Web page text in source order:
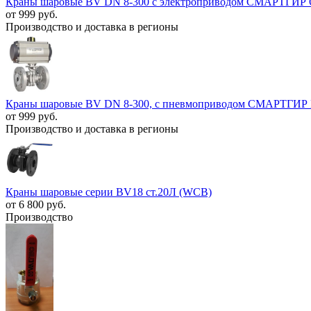
от 999 руб.
Производство и доставка в регионы
Краны шаровые BV DN 8-300, с пневмоприводом СМАРТГИР
от 999 руб.
Производство и доставка в регионы
Краны шаровые серии BV18 ст.20Л (WCB)
от 6 800 руб.
Производство